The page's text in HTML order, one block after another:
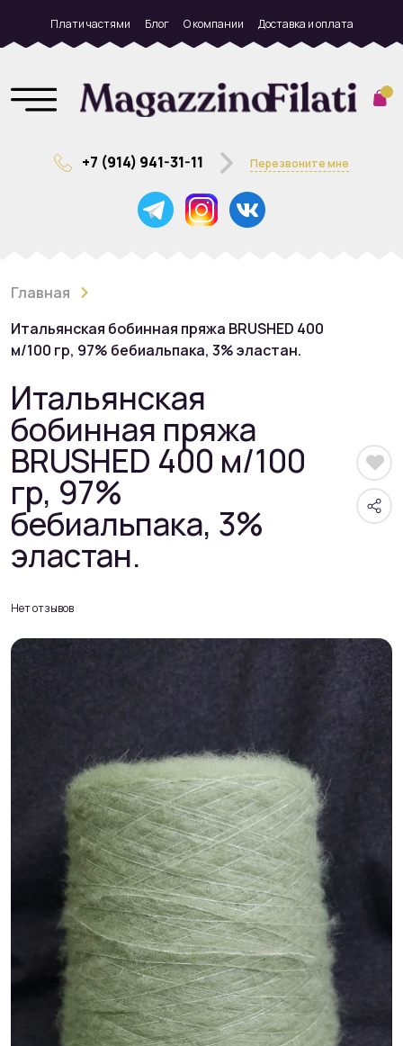
Плати частями Блог О компании Доставка и оплата
+7 (914) 941-31-11 Перезвоните мне
Главная
Итальянская бобинная пряжа BRUSHED 400
м/100 гр, 97% бебиальпака, 3% эластан.
Итальянская
бобинная пряжа
BRUSHED 400 м/100
гр, 97%
бебиальпака, 3%
эластан.
Нет отзывов